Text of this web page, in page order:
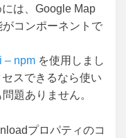
は、Google Map
コンポーネントで
– npm を使用しまし
スできるなら使い
題ありません。
プロパティのコ